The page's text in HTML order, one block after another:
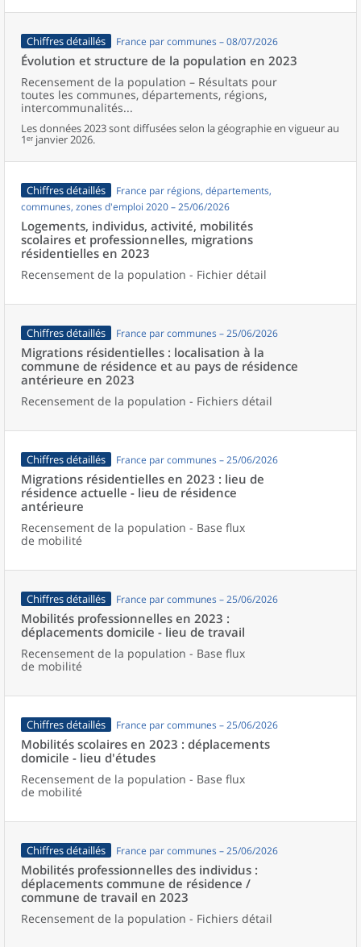
Chiffres détaillés France par communes – 08/07/2026
Évolution et structure de la population en 2023
Recensement de la population – Résultats pour
toutes les communes, départements, régions,
intercommunalités...
Les données 2023 sont diffusées selon la géographie en vigueur au
1ᵉʳ janvier 2026.
Chiffres détaillés
France par régions, départements,
communes, zones d'emploi 2020 – 25/06/2026
Logements, individus, activité, mobilités
scolaires et professionnelles, migrations
résidentielles en 2023
Recensement de la population - Fichier détail
Chiffres détaillés France par communes – 25/06/2026
Migrations résidentielles : localisation à la
commune de résidence et au pays de résidence
antérieure en 2023
Recensement de la population - Fichiers détail
Chiffres détaillés France par communes – 25/06/2026
Migrations résidentielles en 2023 : lieu de
résidence actuelle - lieu de résidence
antérieure
Recensement de la population - Base flux
de mobilité
Chiffres détaillés France par communes – 25/06/2026
Mobilités professionnelles en 2023 :
déplacements domicile - lieu de travail
Recensement de la population - Base flux
de mobilité
Chiffres détaillés France par communes – 25/06/2026
Mobilités scolaires en 2023 : déplacements
domicile - lieu d'études
Recensement de la population - Base flux
de mobilité
Chiffres détaillés France par communes – 25/06/2026
Mobilités professionnelles des individus :
déplacements commune de résidence /
commune de travail en 2023
Recensement de la population - Fichiers détail